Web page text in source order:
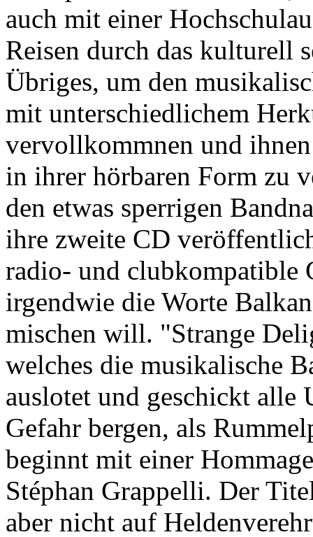
auch mit einer
Reisen durch das kulturell
Übriges, um den
mit unterschiedlichem
vervollkommnen und
in ihrer hörbaren Form zu
den etwas sperrigen
ihre zweite CD
radio- und clubkompatible
irgendwie die Worte
mischen will. "Strange
welches die musikalische
auslotet und geschickt
Gefahr bergen, als
beginnt mit einer
Stéphan Grappelli. Der
aber nicht auf